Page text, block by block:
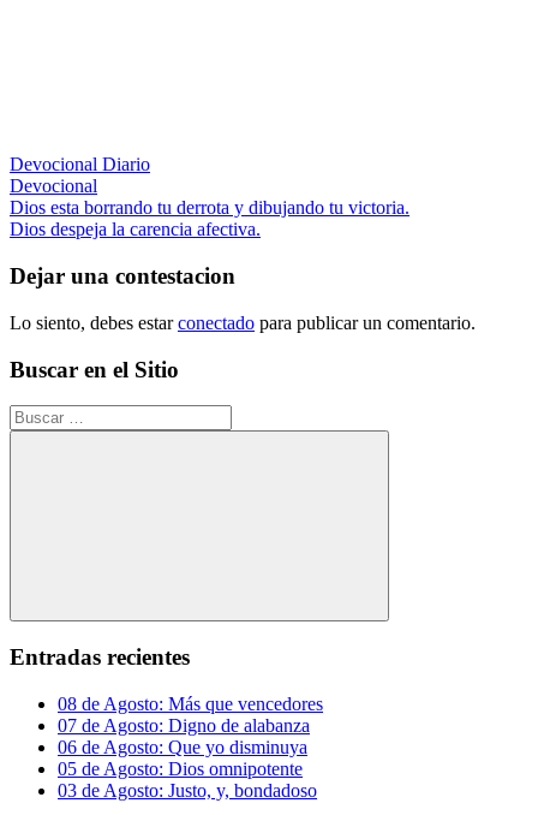
Devocional Diario
Devocional
Navegación
de
entradas
Entrada
anterior:
Dios esta borrando tu derrota y dibujando tu victoria.
Siguiente
Dios despeja la carencia afectiva.
Dejar una contestacion
Lo siento, debes estarconectado para publicar un comentario.
Buscar en el Sitio
Buscar:
Buscar
Entradas recientes
08 de Agosto: Más que vencedores
07 de Agosto: Digno de alabanza
06 de Agosto: Que yo disminuya
05 de Agosto: Dios omnipotente
03 de Agosto: Justo, y, bondadoso